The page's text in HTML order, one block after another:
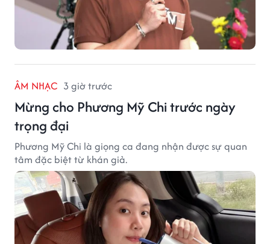
ÂM NHẠC 3 giờ trước
Mừng cho Phương Mỹ Chi trước ngày
trọng đại
Phương Mỹ Chi là giọng ca đang nhận được sự quan
tâm đặc biệt từ khán giả.